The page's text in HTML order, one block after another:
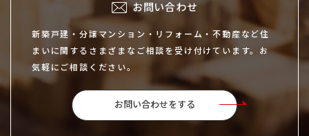
お問い合わせ
新築戸建・分譲マンション・リフォーム・不動産など住
まいに関するさまざまなご相談を受け付けています。お
気軽にご相談ください。
お問い合わせをする